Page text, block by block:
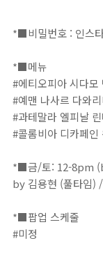
*■비밀번호 : 인스
*■메뉴⁣⁣⁣⁣⁣⁣⁣⁣⁣⁣⁣⁣⁣⁣⁣⁣⁣⁣⁣⁣⁣⁣⁣⁣⁣⁣⁣⁣⁣⁣⁣⁣⁣⁣⁣⁣⁣⁣⁣⁣⁣⁣⁣⁣⁣⁣⁣⁣⁣⁣⁣⁣⁣⁣⁣⁣⁣⁣⁣⁣⁣⁣⁣⁣⁣⁣⁣⁣⁣⁣⁣⁣⁣⁣⁣⁣⁣⁣⁣⁣⁣⁣⁣⁣⁣⁣⁣⁣⁣⁣⁣⁣⁣⁣⁣⁣⁣⁣⁣⁣⁣⁣⁣⁣⁣⁣⁣⁣⁣⁣⁣⁣⁣⁣⁣⁣⁣⁣⁣⁣⁣⁣⁣⁣⁣⁣⁣⁣⁣⁣⁣⁣⁣⁣⁣⁣⁣⁣⁣⁣⁣⁣⁣⁣⁣⁣⁣⁣⁣⁣⁣⁣⁣⁣⁣⁣⁣⁣⁣⁣⁣⁣⁣⁣⁣⁣⁣⁣⁣⁣⁣⁣⁣⁣⁣⁣⁣⁣⁣⁣⁣⁣⁣⁣⁣⁣⁣⁣⁣⁣⁣⁣⁣⁣⁣⁣⁣⁣⁣⁣⁣⁣⁣⁣⁣⁣⁣⁣⁣⁣⁣⁣⁣⁣⁣⁣⁣⁣⁣⁣⁣⁣⁣⁣⁣⁣⁣⁣⁣⁣⁣⁣⁣⁣⁣⁣⁣⁣⁣⁣⁣⁣⁣⁣⁣⁣⁣⁣⁣⁣⁣⁣⁣⁣⁣⁣⁣
#에티오피아 시다모
#예맨 나사르 다와
#과테말라 엘피날
#콜롬비아 디카페인
*■금/토: 12-8pm
by 김용현 (풀타임)
*■팝업 스케줄⁣⁣⁣⁣⁣⁣⁣⁣⁣⁣⁣⁣⁣⁣⁣⁣⁣⁣⁣⁣⁣⁣⁣⁣⁣⁣⁣⁣⁣⁣⁣⁣⁣⁣⁣⁣⁣⁣⁣⁣⁣⁣⁣⁣⁣⁣⁣⁣⁣⁣⁣⁣⁣⁣⁣⁣⁣⁣⁣⁣⁣⁣⁣⁣⁣⁣⁣⁣⁣⁣⁣⁣⁣⁣⁣⁣⁣⁣⁣⁣⁣⁣⁣⁣⁣⁣⁣⁣⁣⁣⁣⁣⁣⁣⁣⁣⁣⁣⁣⁣⁣⁣⁣⁣⁣⁣⁣⁣⁣⁣⁣⁣⁣⁣⁣⁣⁣⁣⁣⁣⁣⁣⁣⁣⁣⁣⁣⁣⁣⁣⁣⁣⁣⁣⁣⁣⁣⁣⁣⁣⁣⁣⁣⁣⁣⁣⁣⁣⁣⁣⁣⁣⁣⁣⁣⁣⁣⁣⁣⁣⁣⁣⁣⁣⁣⁣⁣⁣⠀⁣⁣
#미정⠀⁣⁣